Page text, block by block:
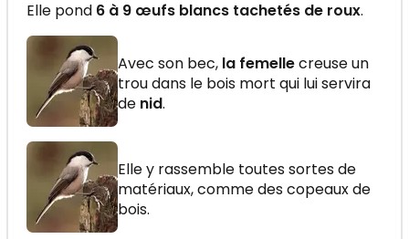
Elle pond 6 à 9 œufs blancs tachetés de roux.
Avec son bec, la femellecreuse un
trou dans le bois mort qui lui servira
de nid.
Elle y rassemble toutes sortes de
matériaux, comme des copeaux de
bois.